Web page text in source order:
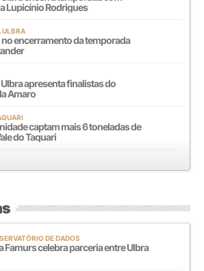
Lupicínio Rodrigues
ULBRA
no encerramento da temporada
apresenta finalistas do
Amaro
captam mais 6 toneladas de
do Taquari
DE DADOS
Famurs celebra parceria entre Ulbra